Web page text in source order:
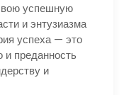
успешную
и энтузиазма
успеха — это
и преданность
и